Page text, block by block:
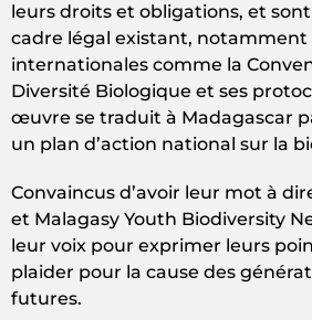
leurs droits et obligations, et
cadre légal existant, notamment
internationales comme la
Diversité Biologique et ses
œuvre se traduit à Madagascar
un plan d’action national sur la
Convaincus d’avoir leur mot à
et Malagasy Youth Biodiversity
leur voix pour exprimer leurs
plaider pour la cause des
futures.